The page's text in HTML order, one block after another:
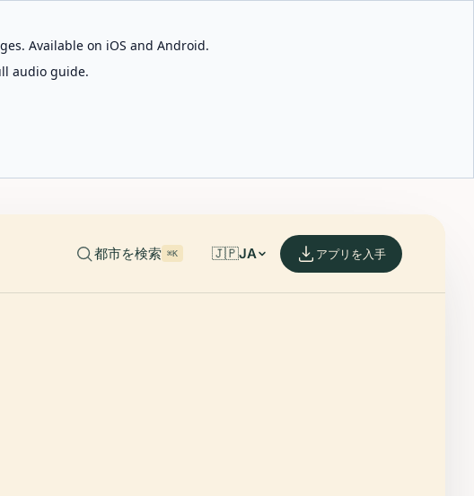
Available on iOS and Android.
audio guide.
都市を検索 ⌘K 🇯🇵JA アプリを入手